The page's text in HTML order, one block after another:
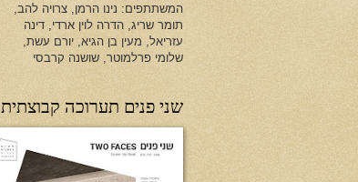
המשתתפים: נינו הרמן, צרויה להב,
תומר שריג, הדרה לוין ארדי, דינה
עזריאל, מעין בן הגיא, יורם עשת,
שלומי פרלמוטר, שושנה קרבסי
שני פנים תערוכה קבוצתית